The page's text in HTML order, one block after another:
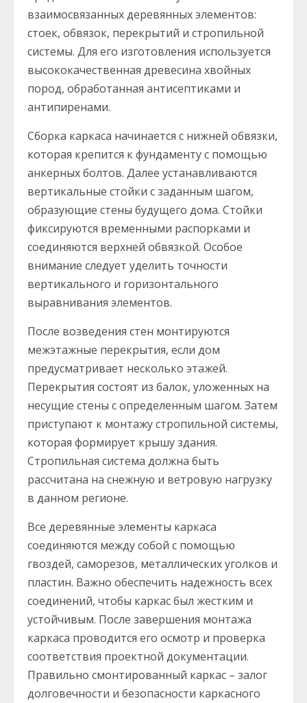
взаимосвязанных деревянных элементов:
стоек, обвязок, перекрытий и стропильной
системы. Для его изготовления используется
высококачественная древесина хвойных
пород, обработанная антисептиками и
антипиренами.
Сборка каркаса начинается с нижней обвязки,
которая крепится к фундаменту с помощью
анкерных болтов. Далее устанавливаются
вертикальные стойки с заданным шагом,
образующие стены будущего дома. Стойки
фиксируются временными распорками и
соединяются верхней обвязкой. Особое
внимание следует уделить точности
вертикального и горизонтального
выравнивания элементов.
После возведения стен монтируются
межэтажные перекрытия, если дом
предусматривает несколько этажей.
Перекрытия состоят из балок, уложенных на
несущие стены с определенным шагом. Затем
приступают к монтажу стропильной системы,
которая формирует крышу здания.
Стропильная система должна быть
рассчитана на снежную и ветровую нагрузку
в данном регионе.
Все деревянные элементы каркаса
соединяются между собой с помощью
гвоздей, саморезов, металлических уголков и
пластин. Важно обеспечить надежность всех
соединений, чтобы каркас был жестким и
устойчивым. После завершения монтажа
каркаса проводится его осмотр и проверка
соответствия проектной документации.
Правильно смонтированный каркас – залог
долговечности и безопасности каркасного